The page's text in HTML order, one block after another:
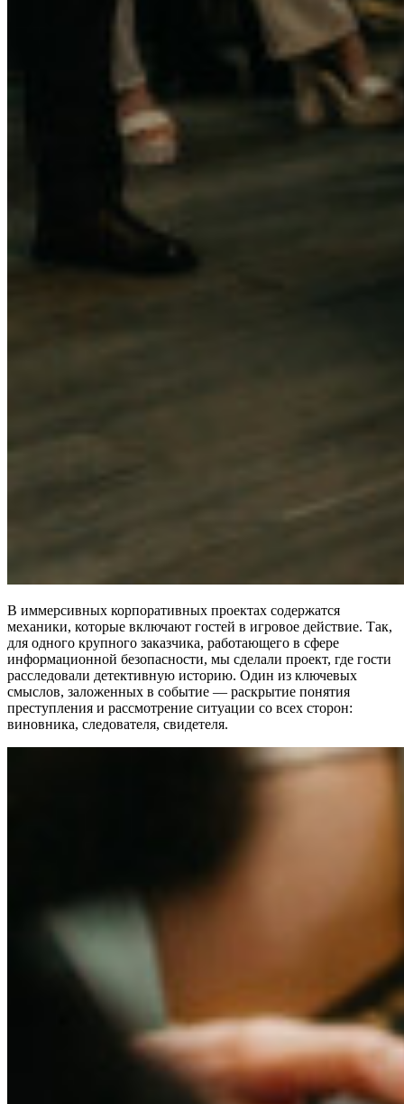
В иммерсивных корпоративных проектах содержатся
механики, которые включают гостей в игровое действие. Так,
для одного крупного заказчика, работающего в сфере
информационной безопасности, мы сделали проект, где гости
расследовали детективную историю. Один из ключевых
смыслов, заложенных в событие — раскрытие понятия
преступления и рассмотрение ситуации со всех сторон:
виновника, следователя, свидетеля.